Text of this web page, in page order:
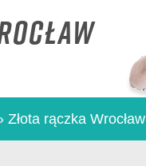
Złota rączka Wrocław